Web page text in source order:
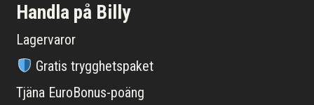
Handla på Billy
Lagervaror
Gratis trygghetspaket
Tjäna EuroBonus-poäng